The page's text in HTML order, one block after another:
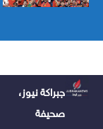
جبراكة نيوز،
صحيفة